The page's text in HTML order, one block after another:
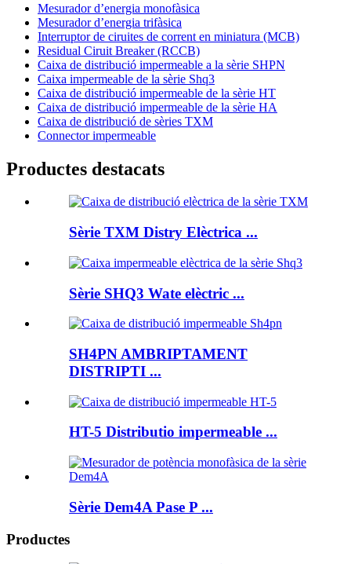
Mesurador d’energia monofàsica
Mesurador d’energia trifàsica
Interruptor de ciruites de corrent en miniatura (MCB)
Residual Ciruit Breaker (RCCB)
Caixa de distribució impermeable a la sèrie SHPN
Caixa impermeable de la sèrie Shq3
Caixa de distribució impermeable de la sèrie HT
Caixa de distribució impermeable de la sèrie HA
Caixa de distribució de sèries TXM
Connector impermeable
Productes destacats
Sèrie TXM Distry Elèctrica ...
Sèrie SHQ3 Wate elèctric ...
SH4PN AMBRIPTAMENT
DISTRIPTI ...
HT-5 Distributio impermeable ...
Sèrie Dem4A Pase P ...
Productes